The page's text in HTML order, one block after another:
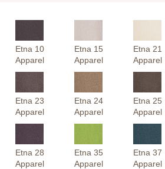
Etna 10
Apparel
Etna 15
Apparel
Etna 21
Apparel
Etna 23
Apparel
Etna 24
Apparel
Etna 25
Apparel
Etna 28
Apparel
Etna 35
Apparel
Etna 37
Apparel